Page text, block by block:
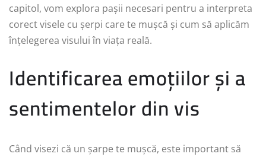
capitol, vom explora pașii necesari pentru a interpreta
corect visele cu șerpi care te mușcă și cum să aplicăm
înțelegerea visului în viața reală.
Identificarea emoțiilor și a
sentimentelor din vis
Când visezi că un șarpe te mușcă, este important să